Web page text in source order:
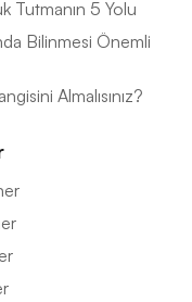
Tutmanın 5 Yolu
Bilinmesi Önemli
Almalısınız?